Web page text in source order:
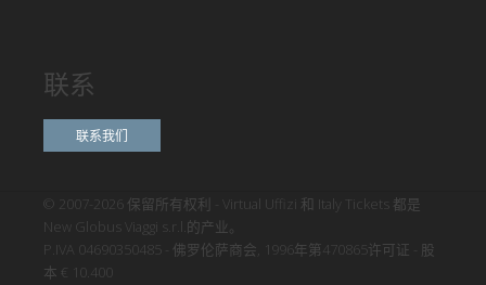
联系
联系我们
© 2007-2026 保留所有权利 - Virtual Uffizi 和 Italy Tickets 都是
New Globus Viaggi s.r.l.的产业。
P.IVA 04690350485 - 佛罗伦萨商会, 1996年第470865许可证 - 股
本 € 10.400